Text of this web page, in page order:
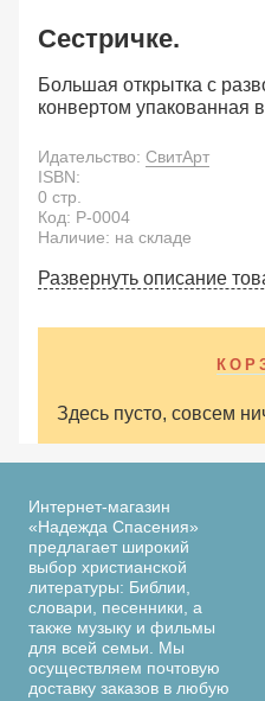
Сестричке.
Большая открытка с
конвертом упакованная
Идательство: СвитАрт
ISBN:
0 стр.
Код: P-0004
Наличие: на складе
Развернуть описание
Здесь пусто, совсем
Интернет-магазин
«Надежда Спасения»
предлагает широкий
выбор христианской
литературы: Библии,
словари, песенники, а
также музыку и фильмы
для всей семьи. Мы
осуществляем почтовую
доставку заказов в любую